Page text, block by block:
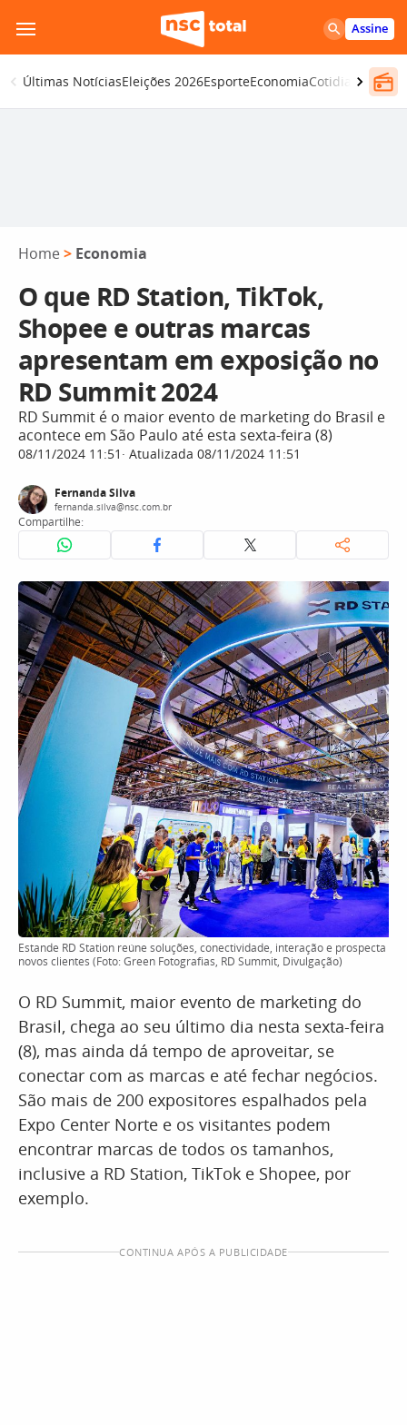
para
o
conteúdo
Assine
Últimas NotíciasEleições 2026EsporteEconomiaCotidiano
Home > Economia
O que RD Station, TikTok,
Shopee e outras marcas
apresentam em exposição no
RD Summit 2024
RD Summit é o maior evento de marketing do Brasil e
acontece em São Paulo até esta sexta-feira (8)
08/11/2024 11:51 Atualizada 08/11/2024 11:51
Fernanda Silva
fernanda.silva@nsc.com.br
Compartilhe:
Estande RD Station reúne soluções, conectividade, interação e prospecta
novos clientes (Foto: Green Fotografias, RD Summit, Divulgação)
O RD Summit, maior evento de marketing do
Brasil, chega ao seu último dia nesta sexta-feira
(8), mas ainda dá tempo de aproveitar, se
conectar com as marcas e até fechar negócios.
São mais de 200 expositores espalhados pela
Expo Center Norte e os visitantes podem
encontrar marcas de todos os tamanhos,
inclusive a RD Station, TikTok e Shopee, por
exemplo.
CONTINUA APÓS A PUBLICIDADE